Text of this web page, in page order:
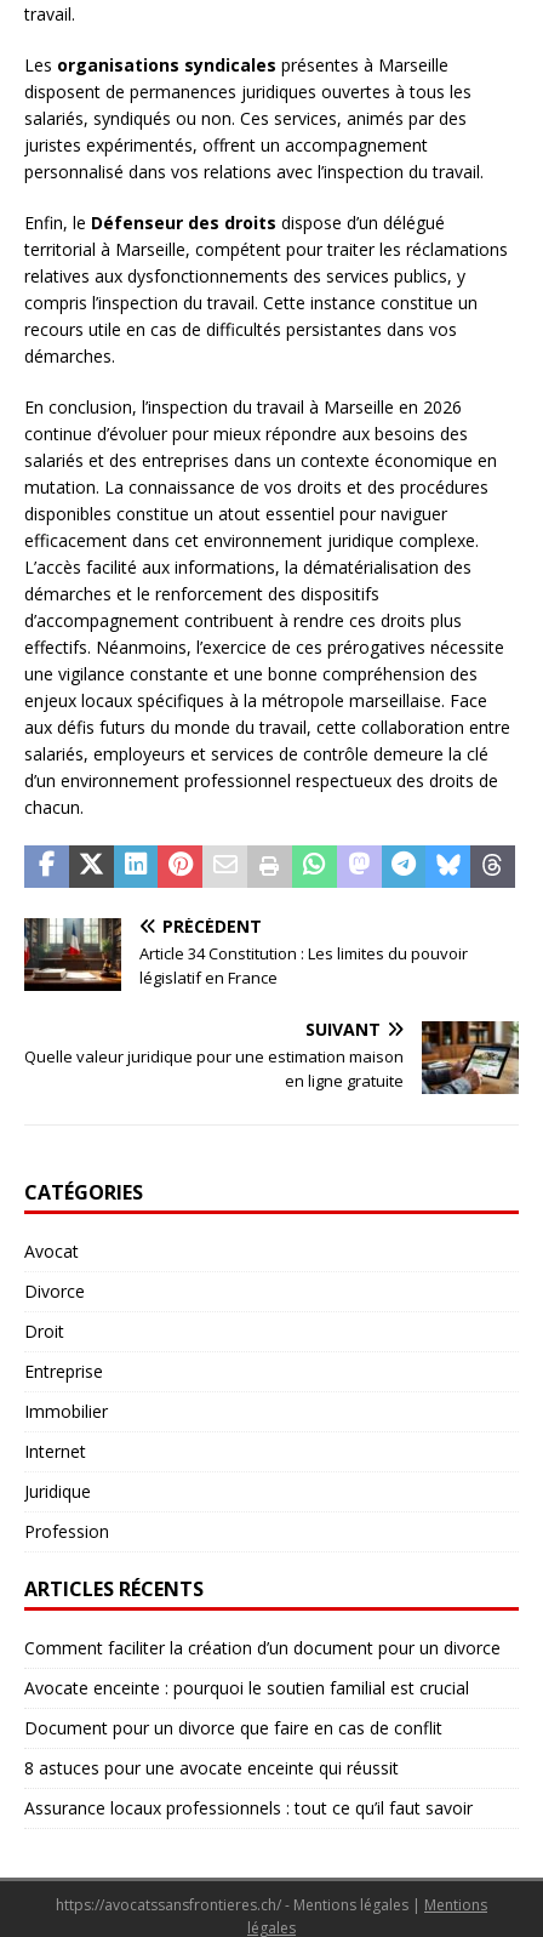
travail.
Les organisations syndicales présentes à Marseille
disposent de permanences juridiques ouvertes à tous les
salariés, syndiqués ou non. Ces services, animés par des
juristes expérimentés, offrent un accompagnement
personnalisé dans vos relations avec l’inspection du travail.
Enfin, le Défenseur des droits dispose d’un délégué
territorial à Marseille, compétent pour traiter les réclamations
relatives aux dysfonctionnements des services publics, y
compris l’inspection du travail. Cette instance constitue un
recours utile en cas de difficultés persistantes dans vos
démarches.
En conclusion, l’inspection du travail à Marseille en 2026
continue d’évoluer pour mieux répondre aux besoins des
salariés et des entreprises dans un contexte économique en
mutation. La connaissance de vos droits et des procédures
disponibles constitue un atout essentiel pour naviguer
efficacement dans cet environnement juridique complexe.
L’accès facilité aux informations, la dématérialisation des
démarches et le renforcement des dispositifs
d’accompagnement contribuent à rendre ces droits plus
effectifs. Néanmoins, l’exercice de ces prérogatives nécessite
une vigilance constante et une bonne compréhension des
enjeux locaux spécifiques à la métropole marseillaise. Face
aux défis futurs du monde du travail, cette collaboration entre
salariés, employeurs et services de contrôle demeure la clé
d’un environnement professionnel respectueux des droits de
chacun.
PRÉCÉDENT
Article 34 Constitution : Les limites du pouvoir
législatif en France
SUIVANT
Quelle valeur juridique pour une estimation maison
en ligne gratuite
CATÉGORIES
Avocat
Divorce
Droit
Entreprise
Immobilier
Internet
Juridique
Profession
ARTICLES RÉCENTS
Comment faciliter la création d’un document pour un divorce
Avocate enceinte : pourquoi le soutien familial est crucial
Document pour un divorce que faire en cas de conflit
8 astuces pour une avocate enceinte qui réussit
Assurance locaux professionnels : tout ce qu’il faut savoir
https://avocatssansfrontieres.ch/ - Mentions légales | Mentions
légales